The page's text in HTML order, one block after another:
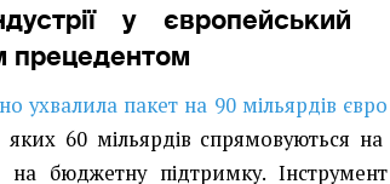
у європейський
прецедентом
ухвалила пакет на 90 мільярдів євро
60 мільярдів спрямовуються на
на бюджетну підтримку. Інструмент